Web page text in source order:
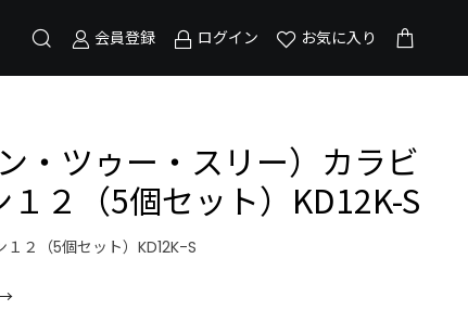
会員登録 ログイン お気に入り
・ツゥー・スリー）カラビ
１２（5個セット）KD12K-S
１２（5個セット）KD12K-S